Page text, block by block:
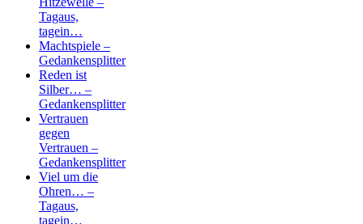
Tagaus,
tagein…
Machtspiele –
Gedankensplitter
Reden ist
Silber… –
Gedankensplitter
Vertrauen
gegen
Vertrauen –
Gedankensplitter
Viel um die
Ohren… –
Tagaus,
tagein…